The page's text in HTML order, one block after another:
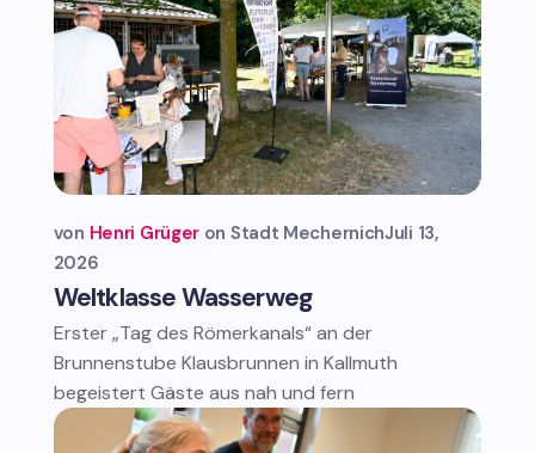
Weltklasse Wasserweg
von Henri Grüger Stadt MechernichJuli 13,
2026
Erster „Tag des Römerkanals“ an der
Brunnenstube Klausbrunnen in Kallmuth
begeistert Gäste aus nah und fern